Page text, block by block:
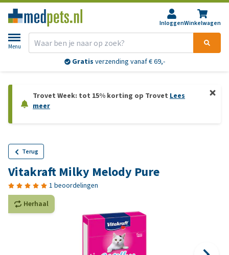
InloggenWinkelwagen
Menu
Gratis verzending vanaf € 69,-
Trovet Week: tot 15% korting op Trovet Lees
meer
Terug
Vitakraft Milky Melody Pure
1 beoordelingen
Herhaal